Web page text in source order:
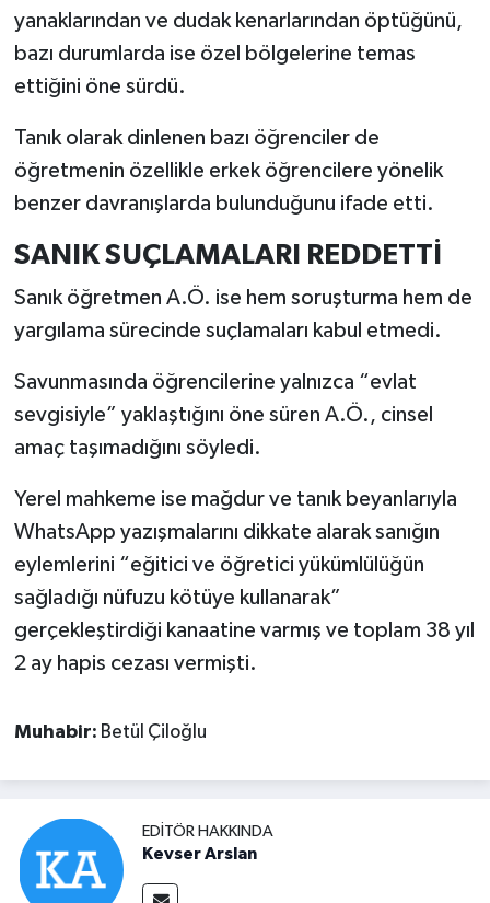
yanaklarından ve dudak kenarlarından öptüğünü,
bazı durumlarda ise özel bölgelerine temas
ettiğini öne sürdü.
Tanık olarak dinlenen bazı öğrenciler de
öğretmenin özellikle erkek öğrencilere yönelik
benzer davranışlarda bulunduğunu ifade etti.
SANIK SUÇLAMALARI REDDETTİ
Sanık öğretmen A.Ö. ise hem soruşturma hem de
yargılama sürecinde suçlamaları kabul etmedi.
Savunmasında öğrencilerine yalnızca “evlat
sevgisiyle” yaklaştığını öne süren A.Ö., cinsel
amaç taşımadığını söyledi.
Yerel mahkeme ise mağdur ve tanık beyanlarıyla
WhatsApp yazışmalarını dikkate alarak sanığın
eylemlerini “eğitici ve öğretici yükümlülüğün
sağladığı nüfuzu kötüye kullanarak”
gerçekleştirdiği kanaatine varmış ve toplam 38 yıl
2 ay hapis cezası vermişti.
Muhabir: Betül Çiloğlu
EDITÖR HAKKINDA
Kevser Arslan